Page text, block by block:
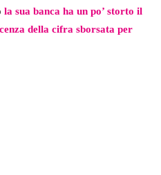
la sua banca ha un po’ storto il
della cifra sborsata per